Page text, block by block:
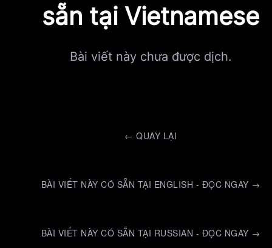
sẵn tại Vietnamese
Bài viết này chưa được dịch.
← QUAY LẠI
BÀI VIẾT NÀY CÓ SẴN TẠI ENGLISH - ĐỌC NGAY →
BÀI VIẾT NÀY CÓ SẴN TẠI RUSSIAN - ĐỌC NGAY →